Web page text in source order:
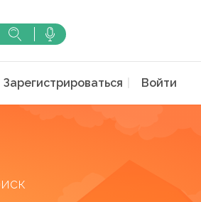
Зарегистрироваться Войти